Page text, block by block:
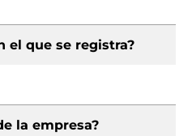
el que se registra?
la empresa?